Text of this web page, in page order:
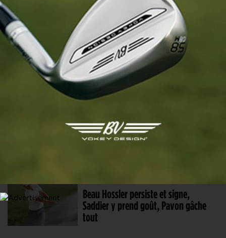
8 AOÛT. 2026 | RÈGLES
Encore une histoire de règles de golf
à dormir debout !
8 AOÛT. 2026 | PGA TOUR
Matthieu Pavon veut se relancer dans
les FedEx Cup Fall
Beau Hossler persiste et signe,
Saddier y prend goût, Pavon gâche
tout